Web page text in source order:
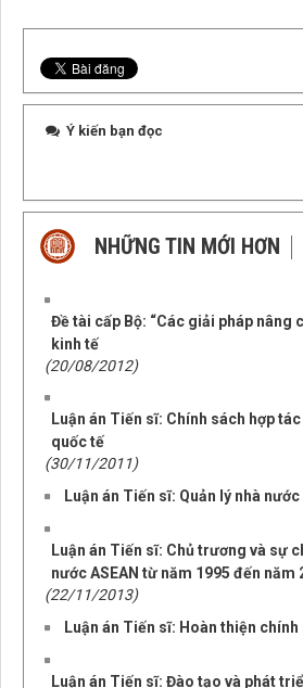
Ý kiến bạn đọc
NHỮNG TIN MỚI HƠN
Đề tài cấp Bộ: “Các giải pháp
kinh tế
(20/08/2012)
Luận án Tiến sĩ: Chính sách hợp
quốc tế
(30/11/2011)
Luận án Tiến sĩ: Quản lý nhà
Luận án Tiến sĩ: Chủ trương và sự
nước ASEAN từ năm 1995 đến năm
(22/11/2013)
Luận án Tiến sĩ: Hoàn thiện
Luận án Tiến sĩ: Đào tạo và phát